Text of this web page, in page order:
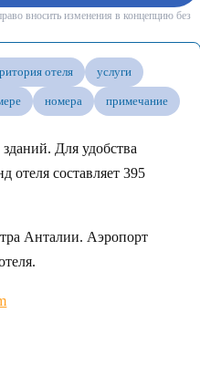
вносить изменения в концепцию без
отеля услуги
номера примечание
Для удобства
составляет 395
Анталии. Аэропорт